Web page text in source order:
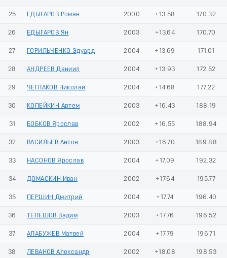
25 ЕДЫГАРОВ Роман 2000 +13.58 170.32
26 ЕДЫГАРОВ Ян 2003 +13.64 170.70
27 ГОРИЛЬЧЕНКО Эдуард 2004 +13.69 171.01
28 АНДРЕЕВ Даниил 2004 +13.93 172.52
29 ЧЕГЛАКОВ Николай 2004 +14.68 177.22
30 КОПЕЙКИН Артем 2003 +16.43 188.19
31 БОБКОВ Ярослав 2002 +16.55 188.94
32 ВАСИЛЬЕВ Антон 2003 +16.70 189.88
33 НАСОНОВ Ярослав 2004 +17.09 192.32
34 ДОМАСКИН Иван 2002 +17.64 195.77
35 ПЕРШИН Дмитрий 2004 +17.74 196.40
36 ТЕЛЕШОВ Вадим 2003 +17.76 196.52
37 АЛАБУЖЕВ Матвей 2004 +17.79 196.71
38 ЛЕВАНОВ Александр 2002 +18.08 198.53